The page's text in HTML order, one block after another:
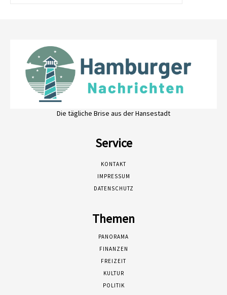
Die tägliche Brise aus der Hansestadt
Service
KONTAKT
IMPRESSUM
DATENSCHUTZ
Themen
PANORAMA
FINANZEN
FREIZEIT
KULTUR
POLITIK